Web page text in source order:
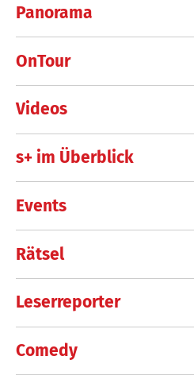
Panorama
OnTour
Videos
s+ im Überblick
Events
Rätsel
Leserreporter
Comedy